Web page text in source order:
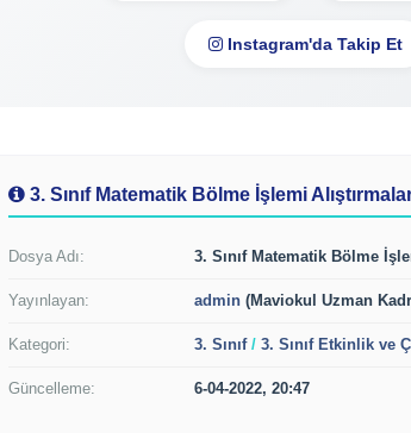
Instagram'da Takip Et
3. Sınıf Matematik Bölme İşlemi
Dosya Adı: 3. Sınıf Matematik Bölme
Yayınlayan: admin (Maviokul Uzman
Kategori: 3. Sınıf/ 3. Sınıf Etkinlik ve
Güncelleme: 6-04-2022, 20:47